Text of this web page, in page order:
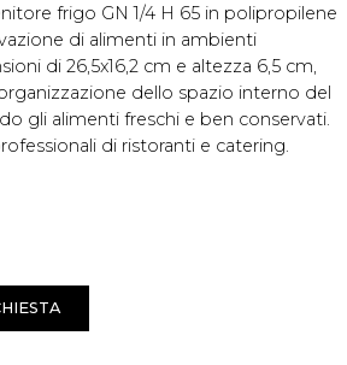
frigo GN 1/4 H 65 in polipropilene
di alimenti in ambienti
di 26,5x16,2 cm e altezza 6,5 cm,
dello spazio interno del
gli alimenti freschi e ben conservati.
di ristoranti e catering.